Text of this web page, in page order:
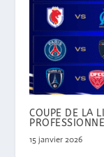
COUPE DE LA
15 janvier 2026